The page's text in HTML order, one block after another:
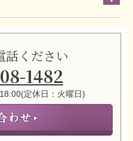
話ください
1482
定休日：火曜日)